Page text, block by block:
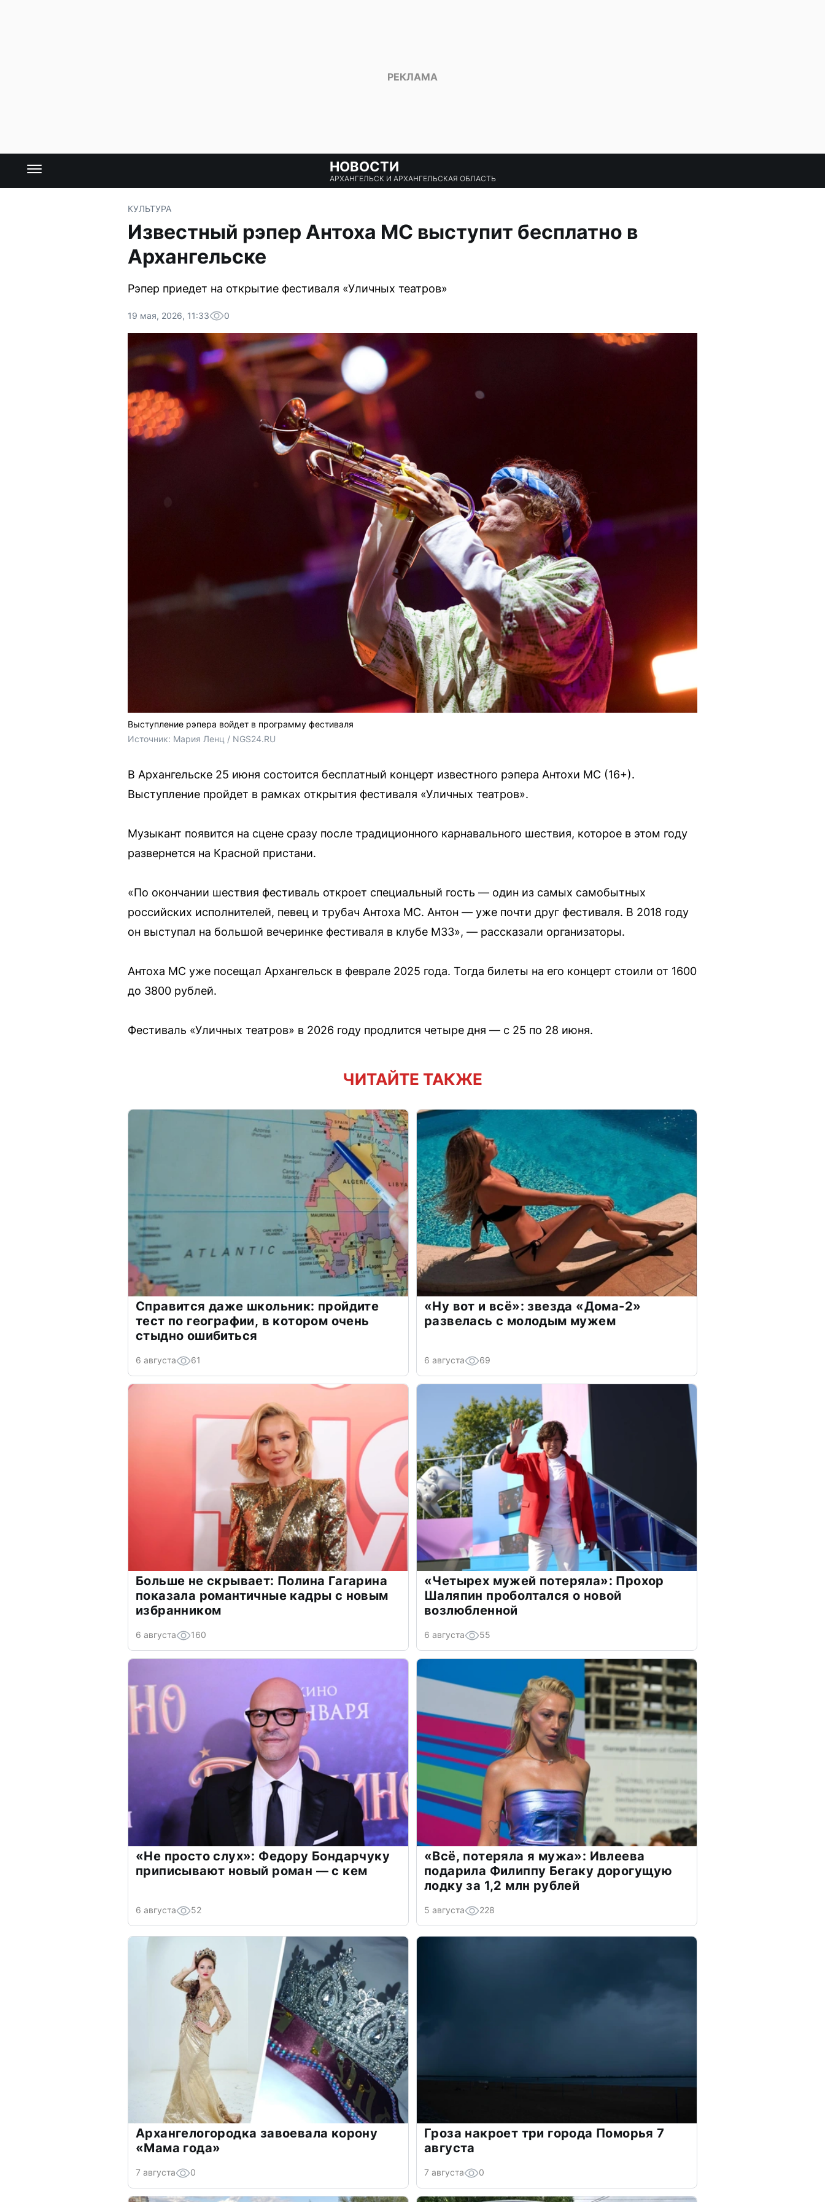
НОВОСТИ
АРХАНГЕЛЬСК И АРХАНГЕЛЬСКАЯ ОБЛАСТЬ
КУЛЬТУРА
Известный рэпер Антоха MC выступит бесплатно в
Архангельске
Рэпер приедет на открытие фестиваля «Уличных театров»
19 мая, 2026, 11:33 0
Выступление рэпера войдет в программу фестиваля
Источник: Мария Ленц / NGS24.RU
В Архангельске 25 июня состоится бесплатный концерт известного рэпера Антохи MC (16+).
Выступление пройдет в рамках открытия фестиваля «Уличных театров».
Музыкант появится на сцене сразу после традиционного карнавального шествия, которое в этом году
развернется на Красной пристани.
«По окончании шествия фестиваль откроет специальный гость — один из самых самобытных
российских исполнителей, певец и трубач Антоха МС. Антон — уже почти друг фестиваля. В 2018 году
он выступал на большой вечеринке фестиваля в клубе M33», — рассказали организаторы.
Антоха MC уже посещал Архангельск в феврале 2025 года. Тогда билеты на его концерт стоили от 1600
до 3800 рублей.
Фестиваль «Уличных театров» в 2026 году продлится четыре дня — с 25 по 28 июня.
ЧИТАЙТЕ ТАКЖЕ
Справится даже школьник: пройдите
тест по географии, в котором очень
стыдно ошибиться
6 августа 61
«Ну вот и всё»: звезда «Дома-2»
развелась с молодым мужем
6 августа 69
Больше не скрывает: Полина Гагарина
показала романтичные кадры с новым
избранником
6 августа 160
«Четырех мужей потеряла»: Прохор
Шаляпин проболтался о новой
возлюбленной
6 августа 55
«Не просто слух»: Федору Бондарчуку
приписывают новый роман — с кем
6 августа 52
«Всё, потеряла я мужа»: Ивлеева
подарила Филиппу Бегаку дорогущую
лодку за 1,2 млн рублей
5 августа 228
Архангелогородка завоевала корону
«Мама года»
7 августа 0
Гроза накроет три города Поморья 7
августа
7 августа 0